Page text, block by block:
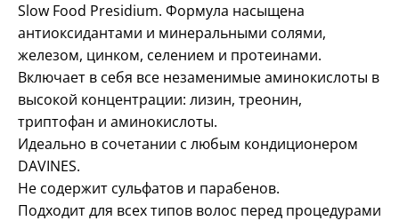
Slow Food Presidium. Формула насыщена
антиоксидантами и минеральными солями,
железом, цинком, селением и протеинами.
Включает в себя все незаменимые аминокислоты в
высокой концентрации: лизин, треонин,
триптофан и аминокислоты.
Идеально в сочетании с любым кондиционером
DAVINES.
Не содержит сульфатов и парабенов.
Подходит для всех типов волос перед процедурами